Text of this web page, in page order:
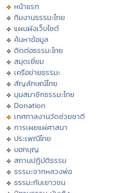
หน้าแรก
ทีมงานธรรมะไทย
แผนผังเว็บไซต์
ค้นหาข้อมูล
ติดต่อธรรมะไทย
สมุดเยี่ยม
เครือข่ายธรรมะ
สัญลักษณ์ไทย
มุมสมาชิกธรรมะไทย
Donation
เทศกาลงานวัดช่วยชาติ
การเผยแผ่ศาสนา
ประเพณีไทย
บอกบุญ
สถานปฏิบัติธรรม
ธรรมะจากหลวงพ่อ
ธรรมะกับเยาวชน